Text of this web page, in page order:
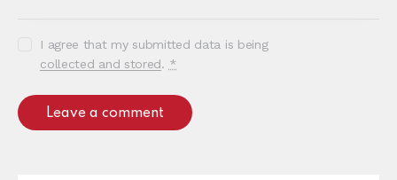
I agree that my submitted data is being
collected and stored. *